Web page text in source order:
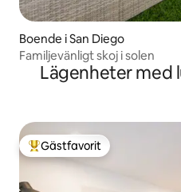
Boende i San Diego
Familjevänligt skoj i solen
Lägenheter med
Populär gästfavorit
Gästfavorit